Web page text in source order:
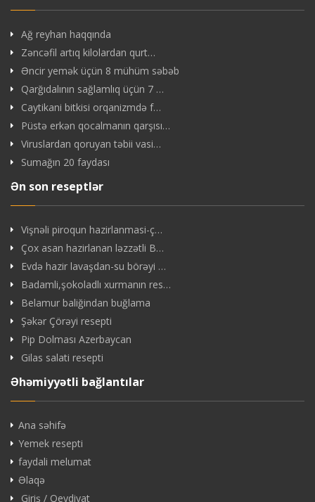
Ağ reyhan haqqında
Zəncəfil artıq kilolardan qurt…
Əncir yemək üçün 8 mühüm səbəb
Qarğıdalının sağlamlıq üçün 7 …
Caytikani bitkisi orqanizmdə f…
Püstə erkən qocalmanın qarşısı…
Viruslardan qoruyan təbii vasi…
Sumağın 20 faydası
Ən son reseptlər
Vişnəli piroqun hazirlanmasi-ç…
Çox asan hazirlanan ləzzətli B…
Evdə hazir lavaşdan-su börəyi …
Badamli,şokoladlı xurmanın res…
Belamur baliğindan buğlama
Şəkər Çörəyi resepti
Pip Dolması Azerbaycan
Gilas salati resepti
Əhəmiyyətli bağlantılar
Ana səhifə
Yemek resepti
faydali melumat
Əlaqə
Giriş / Qeydiyat